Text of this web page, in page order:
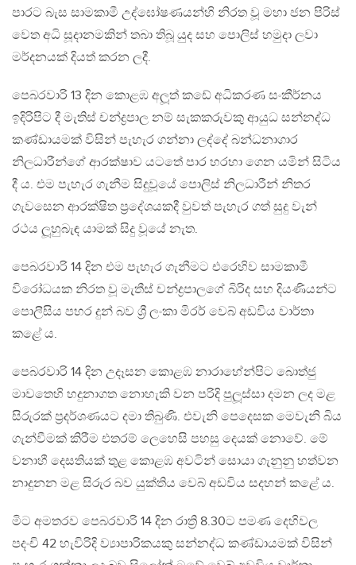
පාරට බැස සාමකාමී උද්ඝෝෂණයන්හි නිරත වූ මහා ජන පිරිස්
වෙත අධි සූදානමකින් තබා තිබූ යුද සහ පොලිස් හමුදා ලවා
මර්දනයක් දියත් කරන ලදී.
පෙබරවාරි 13 දින කොළඹ අලූත් කඩේ අධිකරණ සංකීර්නය
ඉදිරිපිට දී මැතිස් චන්ද්‍රපාල නම් සැකකරුවකු ආයුධ සන්නද්ධ
කණ්ඩායමක් විසින් පැහැර ගන්නා ලද්දේ බන්ධනාගාර
නිලධාරීන්ගේ ආරක්ෂාව යටතේ පාර හරහා ගෙන යමින් සිටිය
දී ය. එම පැහැර ගැනීම සිදුවූයේ පොලිස් නිලධාරීන් නිතර
ගැවසෙන ආරක්ෂිත ප්‍රදේශයකදී වුවත් පැහැර ගත් සුදු වැන්
රථය ලූහුබැඳ යාමක් සිදු වූයේ නැත.
පෙබරවාරි 14 දින එම පැහැර ගැනීමට එරෙහිව සාමකාමී
විරෝධයක නිරත වූ මැතීස් චන්ද්‍රපාලගේ බිරිද සහ දියණියන්ට
පොලීසිය පහර දුන් බව ශ්‍රී ලංකා මිරර් වෙබ් අඩවිය වාර්තා
කළේ ය.
පෙබරවාරි 14 දින උදෑසන කොළඹ නාරාහේන්පිට බොත්ජු
මාවතෙහි හදුනාගත නොහැකි වන පරිදි පුලූස්සා දමන ලද මළ
සිරුරක් ප්‍රදර්ශණයට දමා තිබුණි. එවැනි පෙදෙසක මෙවැනි බිය
ගැන්වීමක් කිරීම එතරම් ලෙහෙසි පහසු දෙයක් නොවේ. මේ
වනාහී දෙසතියක් තුළ කොළඹ අවටින් සොයා ගැනුනු හත්වන
නාදුනන මළ සිරුර බව යුක්තිය වෙබ් අඩවිය සදහන් කළේ ය.
මිට අමතරව පෙබරවාරි 14 දින රාත්‍රි 8.30ට පමණ දෙහිවල
පදංචි 42 හැවිරිදි ව්‍යාපාරිකයකු සන්නද්ධ කණ්ඩායමක් විසින්